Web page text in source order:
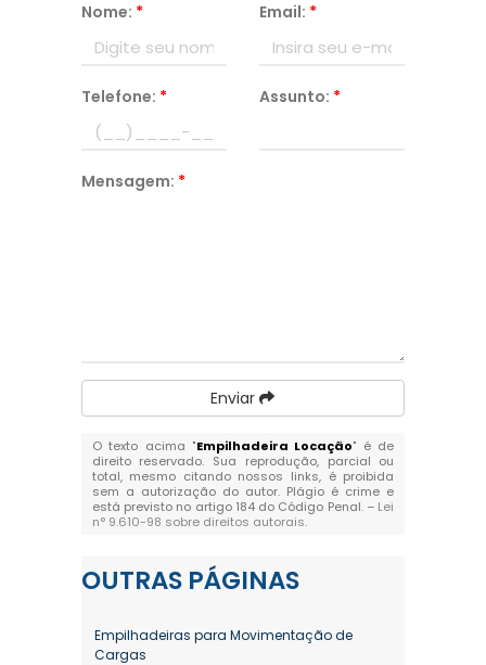
Nome: * Email: *
Telefone: * Assunto: *
Mensagem: *
Enviar
O texto acima "Empilhadeira Locação" é de
direito reservado. Sua reprodução, parcial ou
total, mesmo citando nossos links, é proibida
sem a autorização do autor. Plágio é crime e
está previsto no artigo 184 do Código Penal. – Lei
n° 9.610-98 sobre direitos autorais.
OUTRAS PÁGINAS
Empilhadeiras para Movimentação de
Cargas